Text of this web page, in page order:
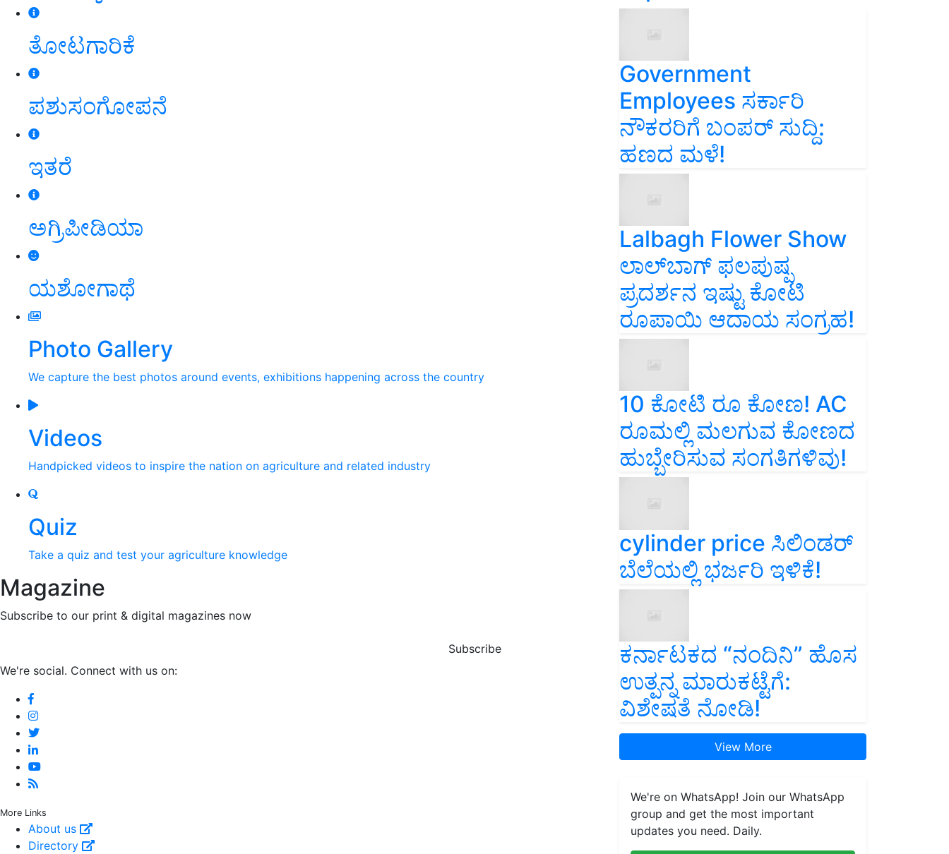
ತೋಟಗಾರಿಕೆ
ಪಶುಸಂಗೋಪನೆ
ಇತರೆ
ಅಗ್ರಿಪೀಡಿಯಾ
ಯಶೋಗಾಥೆ
Photo Gallery
We capture the best photos around events, exhibitions happening across the country
Videos
Handpicked videos to inspire the nation on agriculture and related industry
Quiz
Take a quiz and test your agriculture knowledge
Magazine
Subscribe to our print & digital magazines now
Subscribe
We're social. Connect with us on:
More Links
About us
Directory
Government
Employees ಸರ್ಕಾರಿ
ನೌಕರರಿಗೆ ಬಂಪರ್‌ ಸುದ್ದಿ:
ಹಣದ ಮಳೆ!
Lalbagh Flower Show
ಲಾಲ್‌ಬಾಗ್ ಫಲಪುಷ್ಪ
ಪ್ರದರ್ಶನ ಇಷ್ಟು ಕೋಟಿ
ರೂಪಾಯಿ ಆದಾಯ ಸಂಗ್ರಹ!
10 ಕೋಟಿ ರೂ ಕೋಣ! AC
ರೂಮಲ್ಲಿ ಮಲಗುವ ಕೋಣದ
ಹುಬ್ಬೇರಿಸುವ ಸಂಗತಿಗಳಿವು!
cylinder price ಸಿಲಿಂಡರ್‌
ಬೆಲೆಯಲ್ಲಿ ಭರ್ಜರಿ ಇಳಿಕೆ!
ಕರ್ನಾಟಕದ “ನಂದಿನಿ” ಹೊಸ
ಉತ್ಪನ್ನ ಮಾರುಕಟ್ಟೆಗೆ:
ವಿಶೇಷತೆ ನೋಡಿ!
View More
We're on WhatsApp! Join our WhatsApp
group and get the most important
updates you need. Daily.